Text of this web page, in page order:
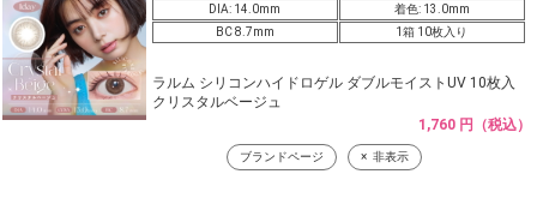
DIA: 14.0mm
着色: 13.0mm
BC 8.7mm
1箱 10枚入り
ラルム シリコンハイドロゲル ダブルモイストUV 10枚入
クリスタルベージュ
1,760 円（税込）
ブランドページ 非表示